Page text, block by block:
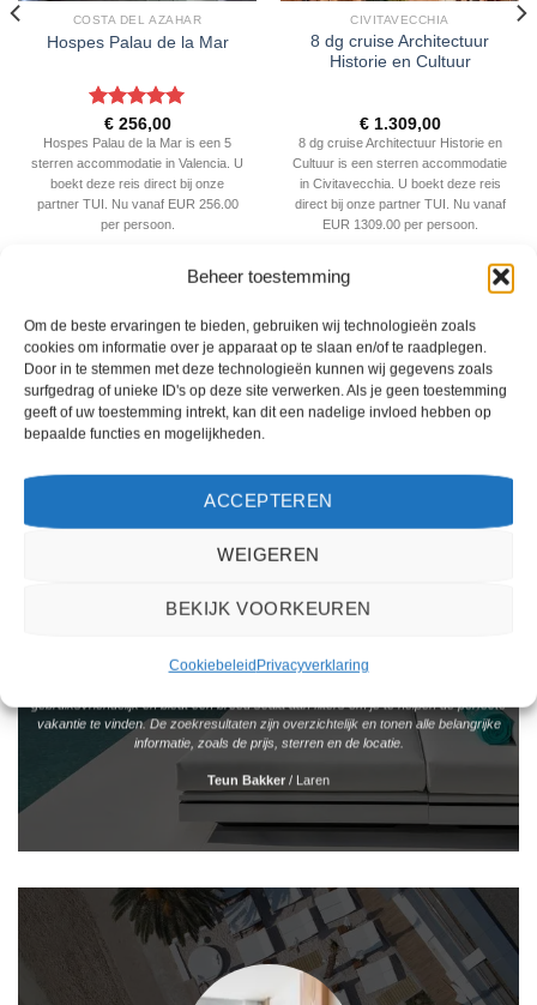
Beheer toestemming
Om de beste ervaringen te bieden, gebruiken wij technologieën zoals
cookies om informatie over je apparaat op te slaan en/of te raadplegen.
Door in te stemmen met deze technologieën kunnen wij gegevens zoals
surfgedrag of unieke ID's op deze site verwerken. Als je geen toestemming
geeft of uw toestemming intrekt, kan dit een nadelige invloed hebben op
bepaalde functies en mogelijkheden.
ACCEPTEREN
WEIGEREN
BEKIJK VOORKEUREN
CookiebeleidPrivacyverklaring
COSTA DEL AZAHAR
Hospes Palau de la Mar
Gewaardeerd
5uit 5
€256,00
Hospes Palau de la Mar is een 5
sterren accommodatie in Valencia. U
boekt deze reis direct bij onze
partner TUI. Nu vanaf EUR 256.00
per persoon.
PRIJZEN EN BOEKEN
CIVITAVECCHIA
8 dg cruise Architectuur
Historie en Cultuur
€1.309,00
8 dg cruise Architectuur Historie en
Cultuur is een sterren accommodatie
in Civitavecchia. U boekt deze reis
direct bij onze partner TUI. Nu vanaf
EUR 1309.00 per persoon.
PRIJZEN EN BOEKEN
WAT ZE OVER ONS ZEGGEN
gebruiksvriendelijk en biedt een breed scala aan filters om je te helpen de perfecte
vakantie te vinden. De zoekresultaten zijn overzichtelijk en tonen alle belangrijke
informatie, zoals de prijs, sterren en de locatie.
Teun Bakker / Laren